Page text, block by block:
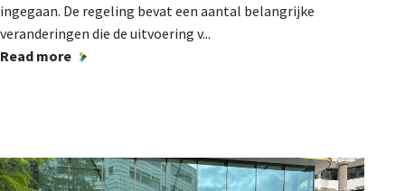
ingegaan. De regeling bevat een aantal belangrijke
veranderingen die de uitvoering v...
Read more